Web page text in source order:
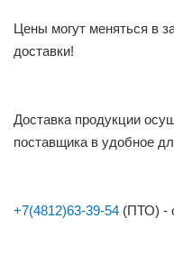
Цены могут меняться в
доставки!
Доставка продукции
поставщика в удобное
+7(4812)63-39-54 (ПТО) -